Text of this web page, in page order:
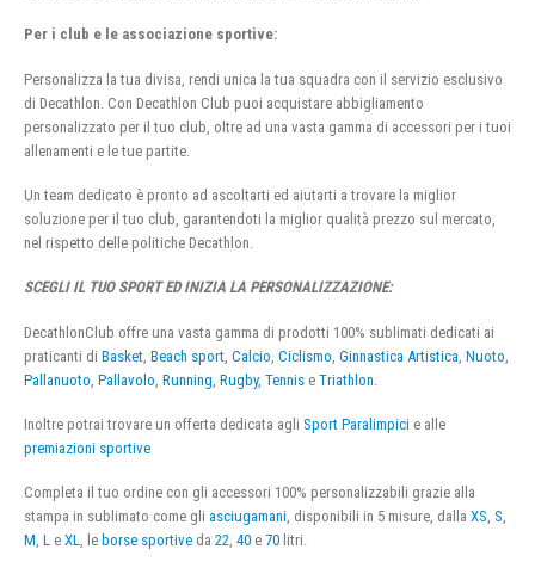
Per i club e le associazione sportive:
Personalizza la tua divisa, rendi unica la tua squadra con il servizio esclusivo
di Decathlon. Con Decathlon Club puoi acquistare abbigliamento
personalizzato per il tuo club, oltre ad una vasta gamma di accessori per i tuoi
allenamenti e le tue partite.
Un team dedicato è pronto ad ascoltarti ed aiutarti a trovare la miglior
soluzione per il tuo club, garantendoti la miglior qualità prezzo sul mercato,
nel rispetto delle politiche Decathlon.
SCEGLI IL TUO SPORT ED INIZIA LA PERSONALIZZAZIONE:
DecathlonClub offre una vasta gamma di prodotti 100% sublimati dedicati ai
praticanti di Basket Beach sport Calcio Ciclismo Ginnastica Artistica Nuoto
Pallanuoto Pallavolo Running Rugby, Tennis e Triathlon
Inoltre potrai trovare un offerta dedicata agli Sport Paralimpici e alle
premiazioni sportive
Completa il tuo ordine con gli accessori 100% personalizzabili grazie alla
stampa in sublimato come gli asciugamani, disponibili in 5 misure, dalla XS, S,
M, L e XL, le borse sportive da 22, 40 e 70 litri.